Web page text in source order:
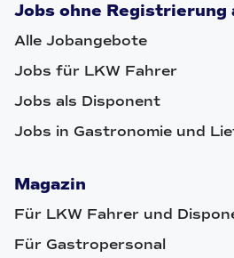
Jobs ohne Registrierung
Alle Jobangebote
Jobs für LKW Fahrer
Jobs als Disponent
Jobs in Gastronomie und
Magazin
Für LKW Fahrer und
Für Gastropersonal